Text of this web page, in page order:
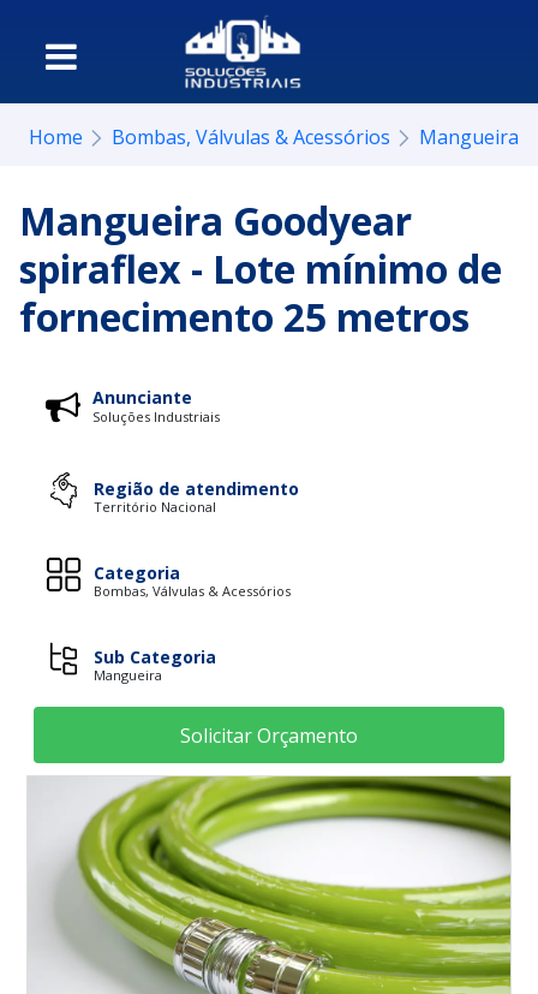
Home Bombas, Válvulas & Acessórios Mangueira
Mangueira Goodyear
spiraflex - Lote mínimo de
fornecimento 25 metros
Anunciante
Soluções Industriais
Região de atendimento
Território Nacional
Categoria
Bombas, Válvulas & Acessórios
Sub Categoria
Mangueira
Solicitar Orçamento